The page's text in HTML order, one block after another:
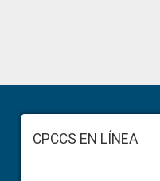
Sidebar
FooterCPCCS EN LÍNEA